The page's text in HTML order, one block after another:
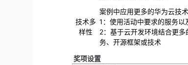
技术多
样性
案例中应用更多的华为云技
1：使用活动中要求的服务以
2：基于云开发环境结合更
务、开源框架或技术
奖项设置